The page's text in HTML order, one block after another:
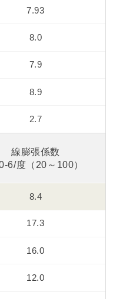
7.93
8.0
7.9
8.9
2.7
線膨張係数
6/度（20～100）
8.4
17.3
16.0
12.0